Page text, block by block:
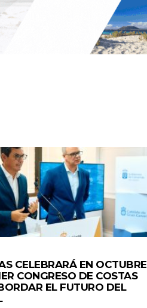
CELEBRARÁ EN OCTUBRE
CONGRESO DE COSTAS
EL FUTURO DEL